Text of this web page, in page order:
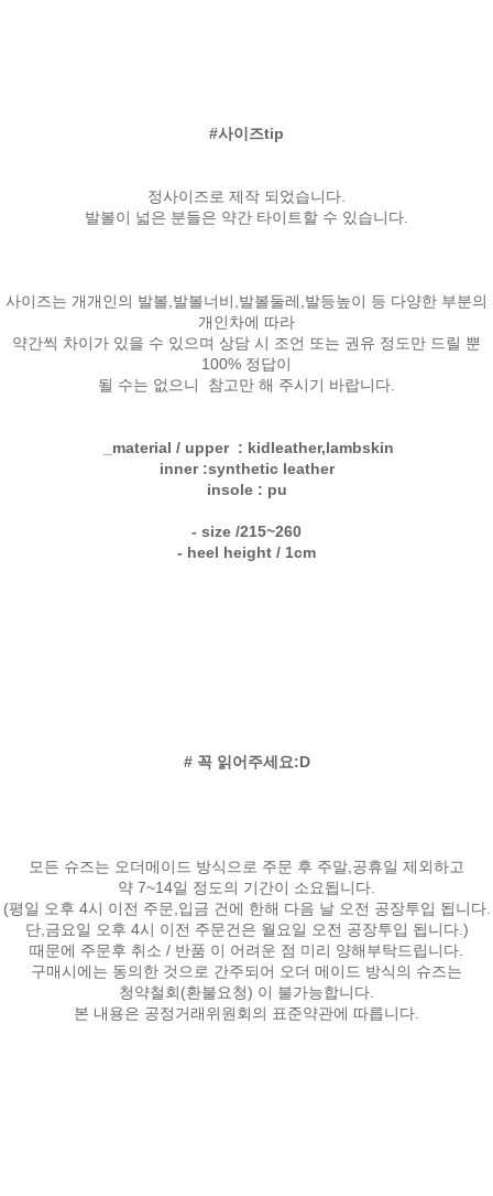
#사이즈tip
정사이즈로 제작 되었습니다.
발볼이 넓은 분들은 약간 타이트할 수 있습니다.
사이즈는 개개인의 발볼,발볼너비,발볼둘레,발등높이 등 다양한 부분의
개인차에 따라
약간씩 차이가 있을 수 있으며 상담 시 조언 또는 권유 정도만 드릴 뿐
100% 정답이
될 수는 없으니 참고만 해 주시기 바랍니다.
_material / upper : kidleather,lambskin
inner :synthetic leather
insole : pu
- size /215~260
- heel height / 1cm
# 꼭 읽어주세요:D
모든 슈즈는 오더메이드 방식으로 주문 후 주말,공휴일 제외하고
약 7~14일 정도의 기간이 소요됩니다.
(평일 오후 4시 이전 주문,입금 건에 한해 다음 날 오전 공장투입 됩니다.
단,금요일 오후 4시 이전 주문건은 월요일 오전 공장투입 됩니다.)
때문에 주문후 취소 / 반품 이 어려운 점 미리 양해부탁드립니다.
구매시에는 동의한 것으로 간주되어 오더 메이드 방식의 슈즈는
청약철회(환불요청) 이 불가능합니다.
본 내용은 공정거래위원회의 표준약관에 따릅니다.